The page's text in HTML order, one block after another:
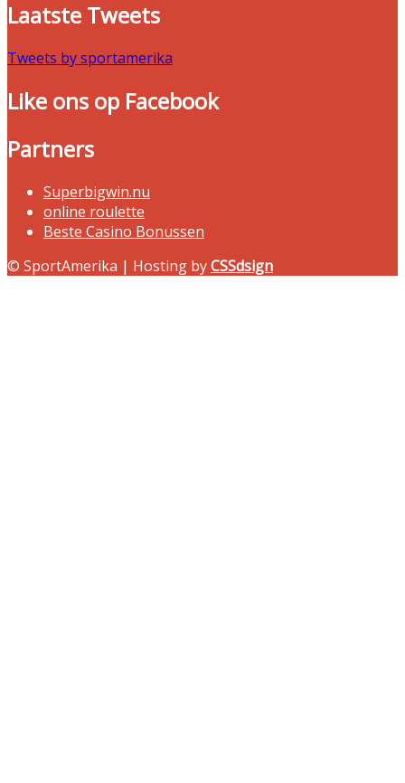
Laatste Tweets
Tweets by sportamerika
Like ons op Facebook
Partners
Superbigwin.nu
online roulette
Beste Casino Bonussen
© SportAmerika | Hosting byCSSdsign